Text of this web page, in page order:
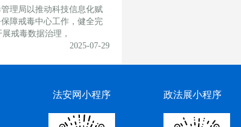
理局以推动科技信息化赋
障戒毒中心工作，健全完
戒毒数据治理，
2025-07-29
法安网小程序 政法展小程序